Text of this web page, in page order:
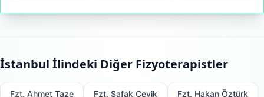
İstanbul İlindeki Diğer Fizyoterapistler
Fzt. Ahmet Taze Fzt. Şafak Çevik Fzt. Hakan Öztürk